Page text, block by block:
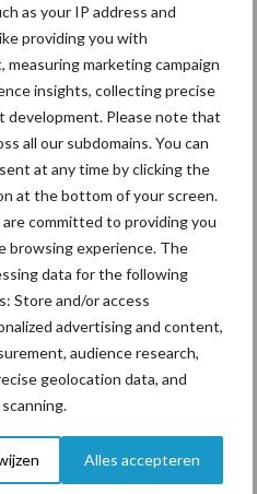
as your IP address and
providing you with
marketing campaign
insights, collecting precise
development. Please note that
all our subdomains. You can
at any time by clicking the
at the bottom of your screen.
committed to providing you
browsing experience. The
data for the following
Store and/or access
advertising and content,
audience research,
geolocation data, and
Alles accepteren
Fokkerij
Ligbox &
Voerhekken
meer